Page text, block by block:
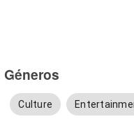
Géneros
Culture